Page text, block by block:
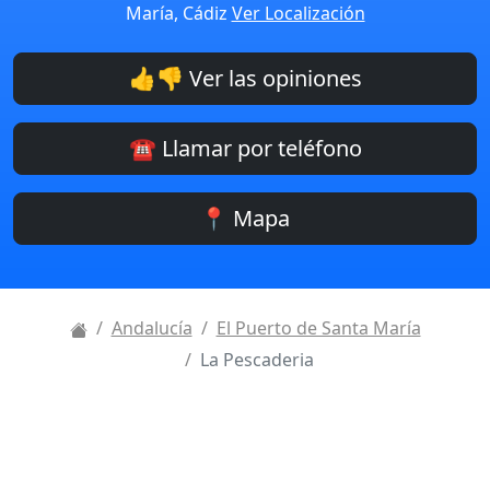
María, Cádiz Ver Localización
👍👎 Ver las opiniones
☎️ Llamar por teléfono
📍 Mapa
Andalucía
El Puerto de Santa María
La Pescaderia